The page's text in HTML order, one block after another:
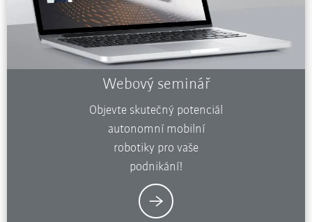
Webový seminář
Objevte skutečný potenciál
autonomní mobilní
robotiky pro vaše
podnikání!